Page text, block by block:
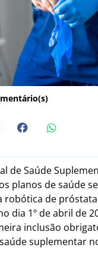
de Saúde
planos de saúde
de
dia 1º de abril de
inclusão
suplementar